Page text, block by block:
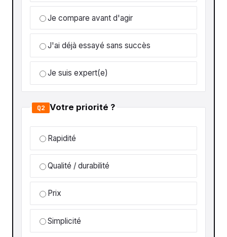
Je compare avant d'agir
J'ai déjà essayé sans succès
Je suis expert(e)
Q2 Votre priorité ?
Rapidité
Qualité / durabilité
Prix
Simplicité